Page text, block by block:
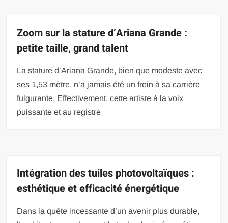
Zoom sur la stature d’Ariana Grande :
petite taille, grand talent
La stature d’Ariana Grande, bien que modeste avec
ses 1,53 mètre, n’a jamais été un frein à sa carrière
fulgurante. Effectivement, cette artiste à la voix
puissante et au registre
Intégration des tuiles photovoltaïques :
esthétique et efficacité énergétique
Dans la quête incessante d’un avenir plus durable,